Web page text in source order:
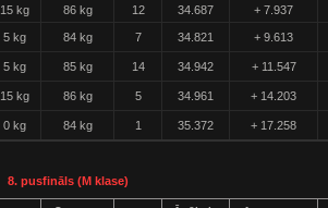
15 kg 86 kg 12 34.687 + 7.937
5 kg 84 kg 7 34.821 + 9.613
5 kg 85 kg 14 34.942 + 11.547
15 kg 86 kg 5 34.961 + 14.203
0 kg 84 kg 1 35.372 + 17.258
8. pusfināls (M klase)